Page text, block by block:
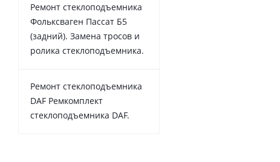
Ремонт стеклоподъемника
Фольксваген Пассат Б5
(задний). Замена тросов и
ролика стеклоподъемника.
Ремонт стеклоподъемника
DAF Ремкомплект
стеклоподъемника DAF.